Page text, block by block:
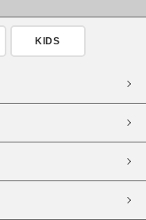
WEB限定
KIDS